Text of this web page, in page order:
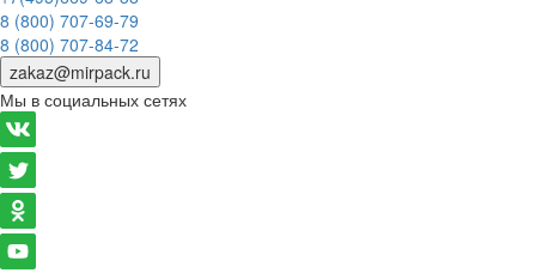
8 (800) 707-69-79
8 (800) 707-84-72
zakaz@mirpack.ru
Мы в социальных сетях